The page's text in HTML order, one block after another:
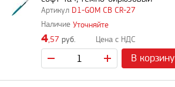
D1-GOM CB CR-27
Уточняйте
4,57 руб.
В корзину